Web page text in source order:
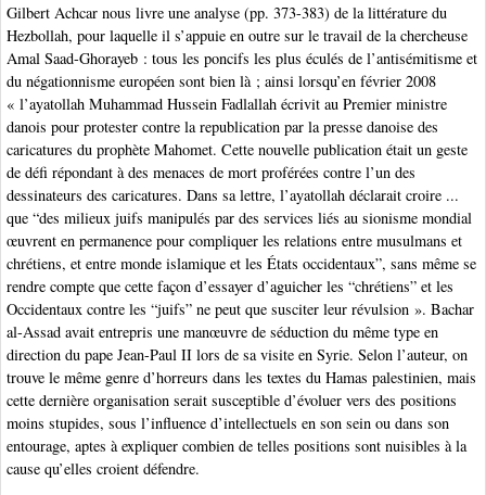
Gilbert Achcar nous livre une analyse (pp. 373-383) de la littérature du
Hezbollah, pour laquelle il s’appuie en outre sur le travail de la chercheuse
Amal Saad-Ghorayeb : tous les poncifs les plus éculés de l’antisémitisme et
du négationnisme européen sont bien là ; ainsi lorsqu’en février 2008
« l’ayatollah Muhammad Hussein Fadlallah écrivit au Premier ministre
danois pour protester contre la republication par la presse danoise des
caricatures du prophète Mahomet. Cette nouvelle publication était un geste
de défi répondant à des menaces de mort proférées contre l’un des
dessinateurs des caricatures. Dans sa lettre, l’ayatollah déclarait croire ...
que “des milieux juifs manipulés par des services liés au sionisme mondial
œuvrent en permanence pour compliquer les relations entre musulmans et
chrétiens, et entre monde islamique et les États occidentaux”, sans même se
rendre compte que cette façon d’essayer d’aguicher les “chrétiens” et les
Occidentaux contre les “juifs” ne peut que susciter leur révulsion ». Bachar
al-Assad avait entrepris une manœuvre de séduction du même type en
direction du pape Jean-Paul II lors de sa visite en Syrie. Selon l’auteur, on
trouve le même genre d’horreurs dans les textes du Hamas palestinien, mais
cette dernière organisation serait susceptible d’évoluer vers des positions
moins stupides, sous l’influence d’intellectuels en son sein ou dans son
entourage, aptes à expliquer combien de telles positions sont nuisibles à la
cause qu’elles croient défendre.